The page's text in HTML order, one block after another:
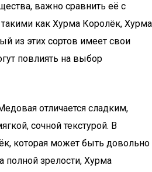
важно сравнить её с
как Хурма Королёк, Хурма
из этих сортов имеет свои
повлиять на выбор
отличается сладким,
сочной текстурой. В
которая может быть довольно
полной зрелости, Хурма